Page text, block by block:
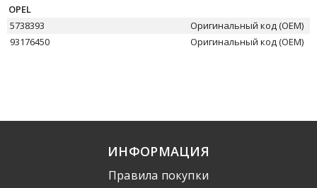
OPEL
5738393
Оригинальный код (OEM)
93176450
Оригинальный код (OEM)
ИНФОРМАЦИЯ
Правила покупки